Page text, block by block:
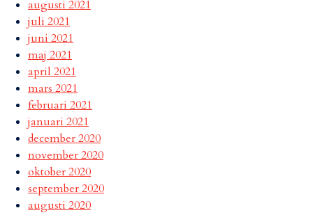
augusti 2021
juli 2021
juni 2021
maj 2021
april 2021
mars 2021
februari 2021
januari 2021
december 2020
november 2020
oktober 2020
september 2020
augusti 2020